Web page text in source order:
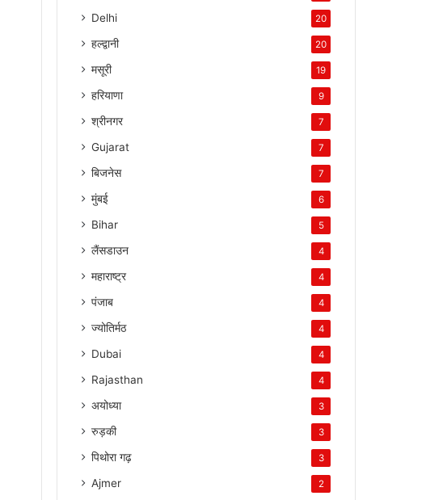
Delhi 20
हल्द्वानी 20
मसूरी 19
हरियाणा 9
श्रीनगर 7
Gujarat 7
बिजनेस 7
मुंबई 6
Bihar 5
लैंसडाउन 4
महाराष्ट्र 4
पंजाब 4
ज्योतिर्मठ 4
Dubai 4
Rajasthan 4
अयोध्या 3
रुड़की 3
पिथोरा गढ़ 3
Ajmer 2